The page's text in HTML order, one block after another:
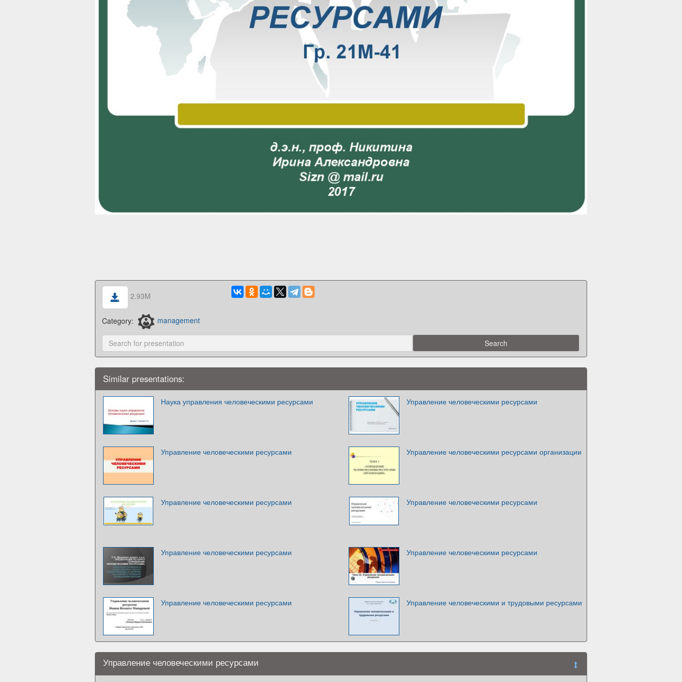
2.93M
Category: management
Similar presentations:
Наука управления человеческими ресурсами Управление человеческими ресурсами
Управление человеческими ресурсами Управление человеческими ресурсами организации
Управление человеческими ресурсами Управление человеческими ресурсами
Управление человеческими ресурсами Управление человеческими ресурсами
Управление человеческими ресурсами Управление человеческими и трудовыми ресурсами
Управление человеческими ресурсами